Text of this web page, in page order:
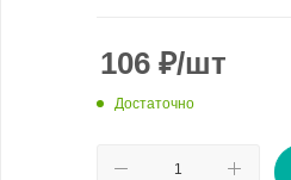
106 ₽/шт
Достаточно